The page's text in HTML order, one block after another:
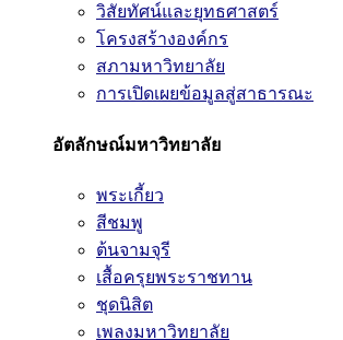
วิสัยทัศน์และยุทธศาสตร์
โครงสร้างองค์กร
สภามหาวิทยาลัย
การเปิดเผยข้อมูลสู่สาธารณะ
อัตลักษณ์มหาวิทยาลัย
พระเกี้ยว
สีชมพู
ต้นจามจุรี
เสื้อครุยพระราชทาน
ชุดนิสิต
เพลงมหาวิทยาลัย